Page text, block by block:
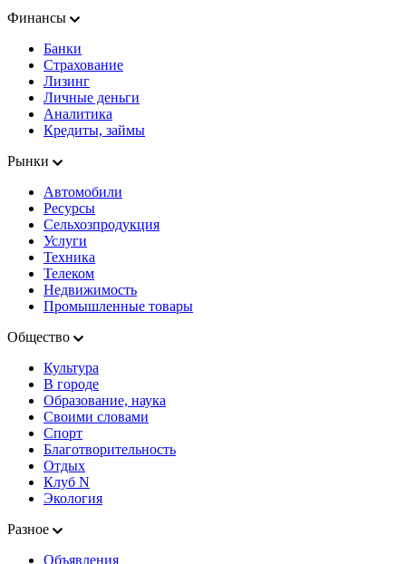
Финансы
Банки
Страхование
Лизинг
Личные деньги
Аналитика
Кредиты, займы
Рынки
Автомобили
Ресурсы
Сельхозпродукция
Услуги
Техника
Телеком
Недвижимость
Промышленные товары
Общество
Культура
В городе
Образование, наука
Своими словами
Спорт
Благотворительность
Отдых
Клуб N
Экология
Разное
Объявления